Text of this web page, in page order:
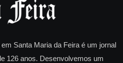
Santa Maria da Feira é um jornal
126 anos. Desenvolvemos um